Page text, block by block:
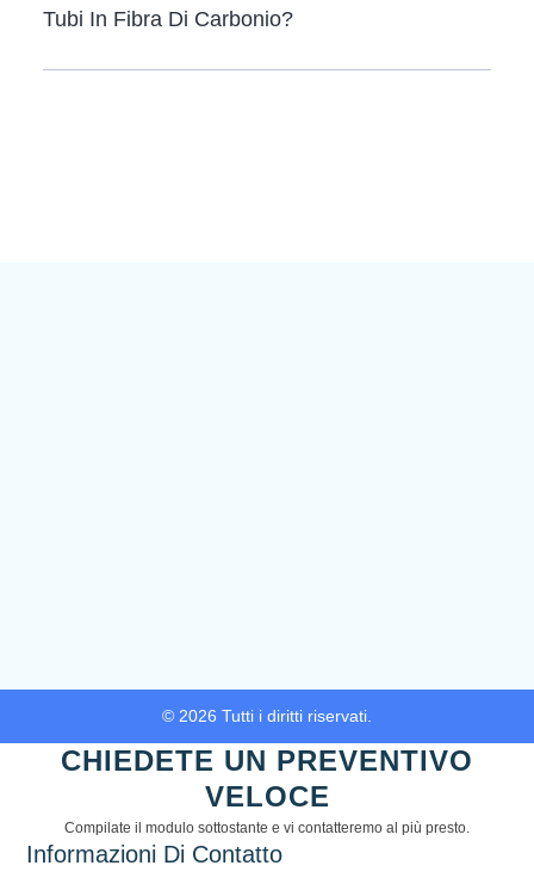
Tubi In Fibra Di Carbonio?
© 2026 Tutti i diritti riservati.
CHIEDETE UN PREVENTIVO
VELOCE
Compilate il modulo sottostante e vi contatteremo al più presto.
Informazioni Di Contatto